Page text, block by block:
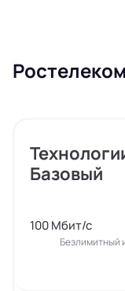
Базовый
100 Мбит/с
Безлимитный